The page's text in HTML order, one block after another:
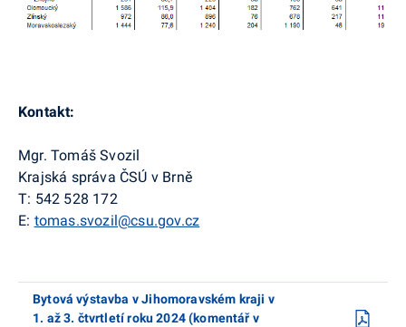
Kontakt:
Mgr. Tomáš Svozil
Krajská správa ČSÚ v Brně
T: 542 528 172
E: tomas.svozil@csu.gov.cz
Bytová výstavba v Jihomoravském kraji v
1. až 3. čtvrtletí roku 2024 (komentář v